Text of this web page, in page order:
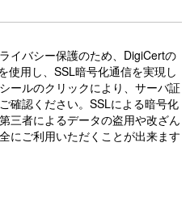
イバシー保護のため、DigiCertの
使用し、SSL暗号化通信を実現し
ールのクリックにより、サーバ証
確認ください。SSLによる暗号化
三者によるデータの盗用や改ざん
にご利用いただくことが出来ます